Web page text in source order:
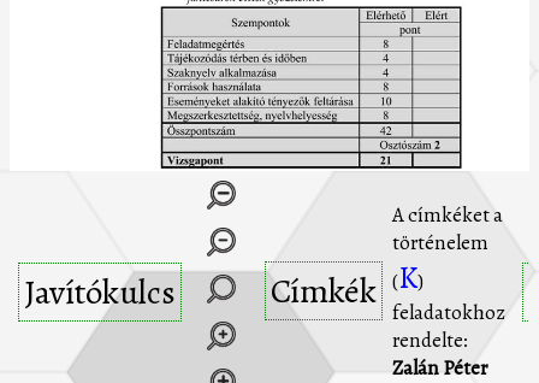
Javítókulcs Címkék
A címkéket a
történelem
(K)
feladatokhoz
rendelte:
Zalán Péter